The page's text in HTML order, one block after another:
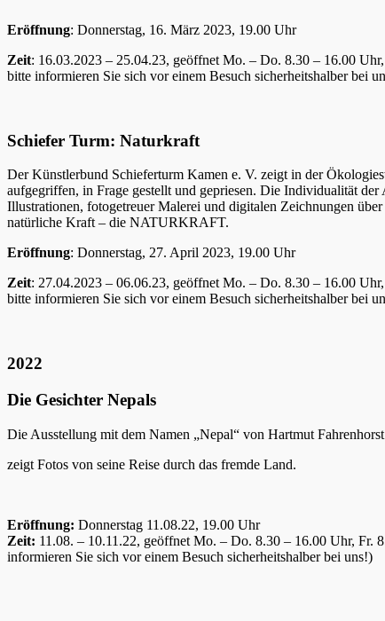
Eröffnung: Donnerstag, 16. März 2023, 19.00 Uhr
Zeit: 16.03.2023 – 25.04.23, geöffnet Mo. – Do. 8.30 – 16.00
bitte informieren Sie sich vor einem Besuch sicherheitshalber bei
Schiefer Turm: Naturkraft
Der Künstlerbund Schieferturm Kamen e. V. zeigt in der
aufgegriffen, in Frage gestellt und gepriesen. Die Individualität
Illustrationen, fotogetreuer Malerei und digitalen Zeichnungen
natürliche Kraft – die NATURKRAFT.
Eröffnung: Donnerstag, 27. April 2023, 19.00 Uhr
Zeit: 27.04.2023 – 06.06.23, geöffnet Mo. – Do. 8.30 – 16.00
bitte informieren Sie sich vor einem Besuch sicherheitshalber bei
2022
Die Gesichter Nepals
Die Ausstellung mit dem Namen „Nepal“ von Hartmut Fahrenhorst
zeigt Fotos von seine Reise durch das fremde Land.
Eröffnung: Donnerstag 11.08.22, 19.00 Uhr
Zeit: 11.08. – 10.11.22, geöffnet Mo. – Do. 8.30 – 16.00 Uhr, Fr.
informieren Sie sich vor einem Besuch sicherheitshalber bei uns!)